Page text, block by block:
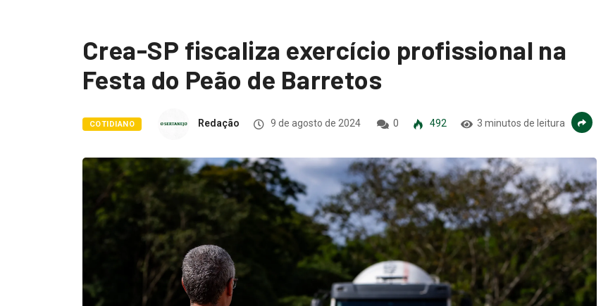
Crea-SP fiscaliza exercício profissional na
Festa do Peão de Barretos
COTIDIANO Redação 9 de agosto de 2024 0 492 3 minutos de leitura